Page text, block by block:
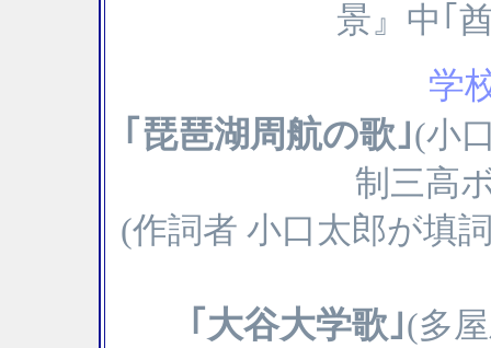
景』中｢
学
｢琵琶湖周航の歌｣(小
制三高
(作詞者 小口太郎が填
｢大谷大学歌｣(多